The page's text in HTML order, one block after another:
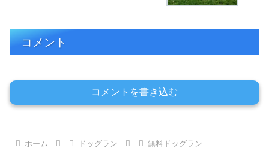
コメント
コメントを書き込む
ホーム ドッグラン 無料ドッグラン